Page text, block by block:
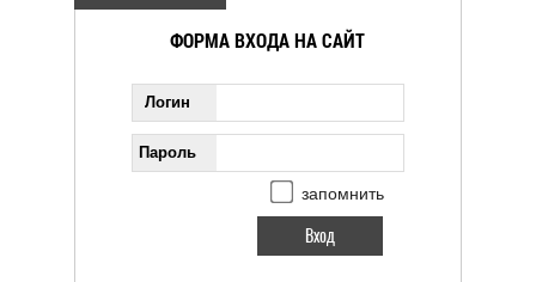
ФОРМА ВХОДА НА САЙТ
Логин
Пароль
запомнить